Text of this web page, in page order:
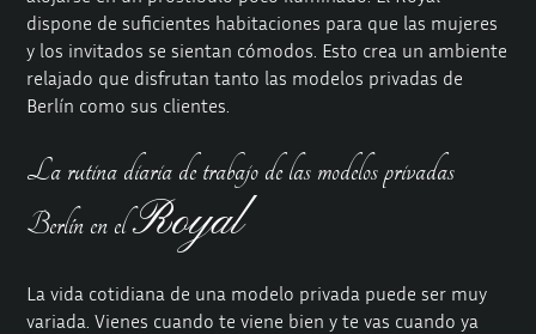
dispone de suficientes habitaciones para que las mujeres
y los invitados se sientan cómodos. Esto crea un ambiente
relajado que disfrutan tanto las modelos privadas de
Berlín como sus clientes.
La rutina diaria de trabajo de las modelos privadas
Berlín en elRoyal
La vida cotidiana de una modelo privada puede ser muy
variada. Vienes cuando te viene bien y te vas cuando ya